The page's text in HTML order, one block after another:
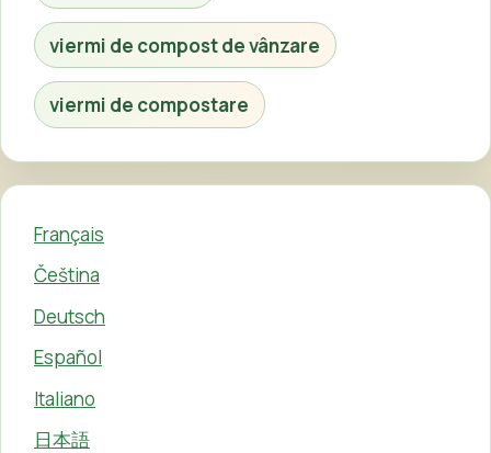
viermi de compost de vânzare
viermi de compostare
Français
Čeština
Deutsch
Español
Italiano
日本語